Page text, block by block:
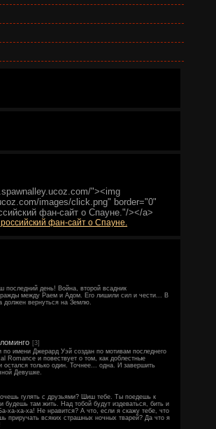
"><img
images/click.png" border="0"
фан-сайт о Спауне."/></a>
последний день! Война, второй всадник
между Раем и Адом. Его лишили сил и чести... В
должен вернуться на Землю.
[3]
по имени Джерард Уэй создан по мотивам последнего
Romance и повествует о том, как доблестные
только один. Точнее... одна. И завершить
Девушке.
гулять с друзьями? Шиш тебе. Ты поедешь к
будешь там жить. Над тобой будут издеваться, бить и
ха-ха-ха! Не нравится? А что, если я скажу тебе, что
приручать всяких страшных ночных тварей? Да что я